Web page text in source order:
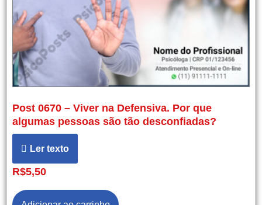
Post 0670 – Viver na Defensiva. Por que
algumas pessoas são tão desconfiadas?
Ler texto
R$5,50